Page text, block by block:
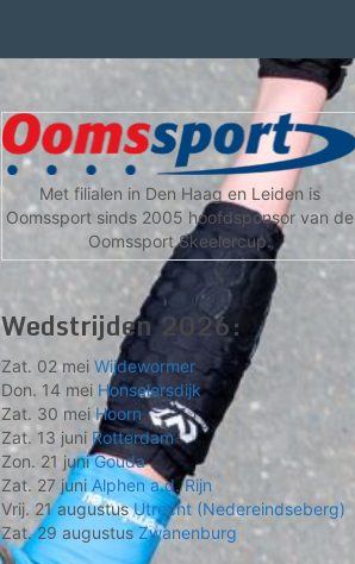
Met filialen in Den Haag en Leiden is
Oomssport sinds 2005 hoofdsponsor van de
Oomssport Skeelercup.
Wedstrijden 2026:
Zat. 02 mei Wijdewormer
Don. 14 mei Honselersdijk
Zat. 30 meiHoorn
Zat. 13 juni Rotterdam
Zon. 21 juniGouda
Zat. 27 juni Alphen a.d. Rijn
Vrij. 21 augustusUtrecht (Nedereindseberg)
Zat. 29 augustusZwanenburg